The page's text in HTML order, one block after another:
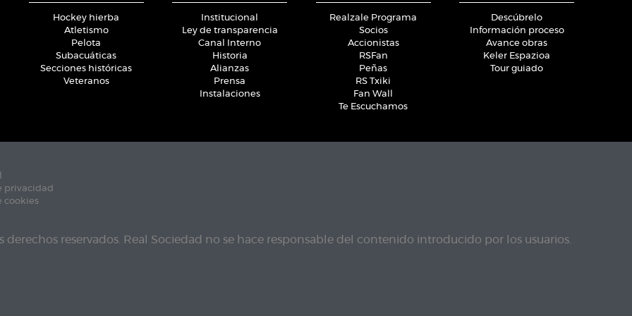
Hockey hierba
Atletismo
Pelota
Subacuáticas
Secciones históricas
Veteranos
Institucional
Ley de transparencia
Canal Interno
Historia
Alianzas
Prensa
Instalaciones
Realzale Programa
Socios
Accionistas
RSFan
Peñas
RS Txiki
Fan Wall
Te Escuchamos
Descúbrelo
Información proceso
Avance obras
Keler Espazioa
Tour guiado
privacidad
cookies
derechos reservados. Real Sociedad no se hace responsable del contenido introducido por los usuarios.